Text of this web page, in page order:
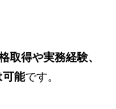
取得や実務経験、
可能です。